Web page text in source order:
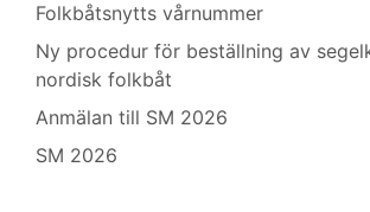
Folkbåtsnytts vårnummer
Ny procedur för beställning av
nordisk folkbåt
Anmälan till SM 2026
SM 2026